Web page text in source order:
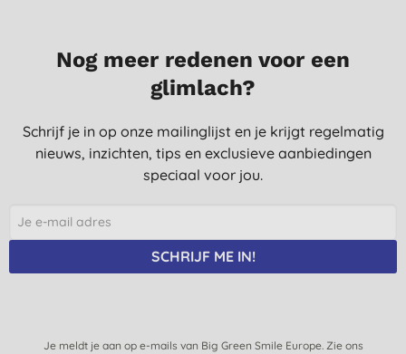
Nog meer redenen voor een
glimlach?
Schrijf je in op onze mailinglijst en je krijgt regelmatig
nieuws, inzichten, tips en exclusieve aanbiedingen
speciaal voor jou.
SCHRIJF ME IN!
Je meldt je aan op e-mails van Big Green Smile Europe. Zie ons